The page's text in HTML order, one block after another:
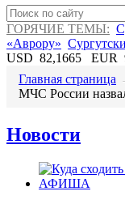
ГОРЯЧИЕ ТЕМЫ:
«Аврору»
USD 82,1665 EUR
Главная страница
МЧС России
Новости